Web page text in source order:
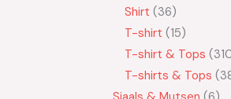
Shirt 36
T-shirt 15
T-shirt & Tops
T-shirts & Tops